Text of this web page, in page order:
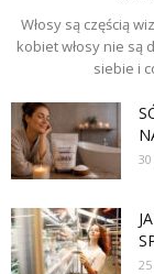
Włosy są częścią
kobiet włosy nie są
siebie i